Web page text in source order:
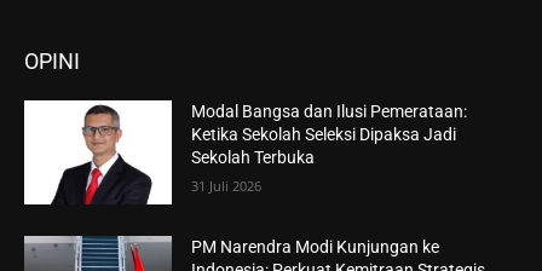
OPINI
Modal Bangsa dan Ilusi Pemerataan:
Ketika Sekolah Seleksi Dipaksa Jadi
Sekolah Terbuka
31 Juli 2026
PM Narendra Modi Kunjungan ke